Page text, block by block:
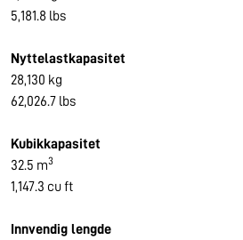
5,181.8 lbs
Nyttelastkapasitet
28,130 kg
62,026.7 lbs
Kubikkapasitet
32.5 m3
1,147.3 cu ft
Innvendig lengde